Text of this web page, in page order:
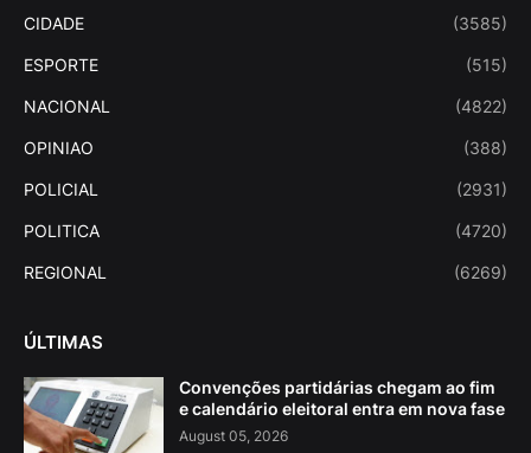
CIDADE (3585)
ESPORTE (515)
NACIONAL (4822)
OPINIAO (388)
POLICIAL (2931)
POLITICA (4720)
REGIONAL (6269)
ÚLTIMAS
Convenções partidárias chegam ao fim
e calendário eleitoral entra em nova fase
August 05, 2026